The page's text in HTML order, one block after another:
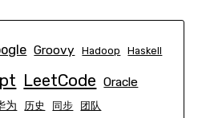
Groovy Hadoop Haskell
LeetCode Oracle
为 历史 同步 团队